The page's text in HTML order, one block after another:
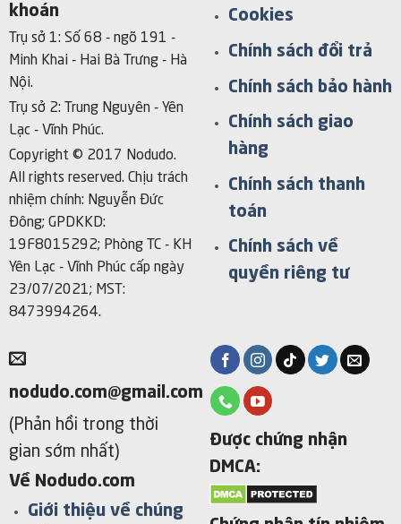
khoán
Trụ sở 1: Số 68 - ngõ 191 -
Minh Khai - Hai Bà Trưng - Hà
Nội.
Trụ sở 2: Trung Nguyên - Yên
Lạc - Vĩnh Phúc.
Copyright © 2017 Nodudo.
All rights reserved. Chịu trách
nhiệm chính: Nguyễn Đức
Đông; GPDKKD:
19F8015292; Phòng TC - KH
Yên Lạc - Vĩnh Phúc cấp ngày
23/07/2021; MST:
8473994264.
Cookies
Chính sách đổi trả
Chính sách bảo hành
Chính sách giao
hàng
Chính sách thanh
toán
Chính sách về
quyền riêng tư
nodudo.com@gmail.com
(Phản hồi trong thời
gian sớm nhất)
Về Nodudo.com
Giới thiệu về chúng
Được chứng nhận
DMCA: